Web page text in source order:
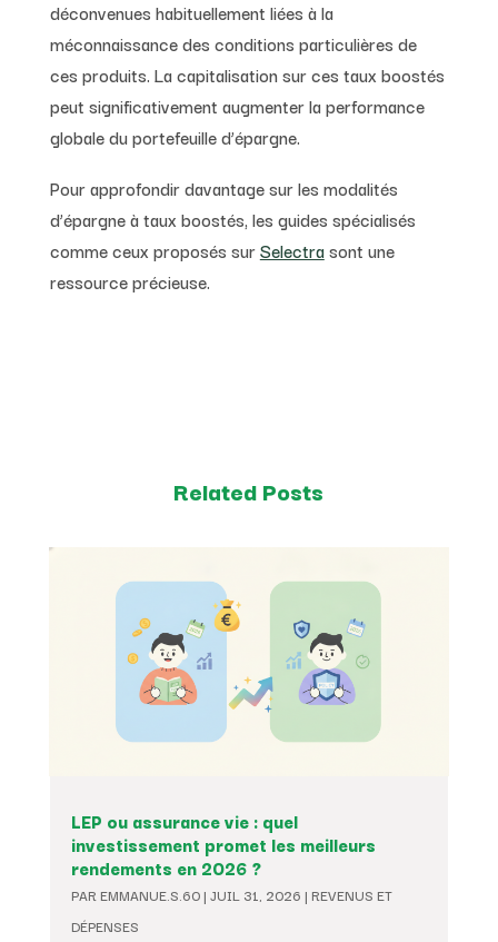
déconvenues habituellement liées à la
méconnaissance des conditions particulières de
ces produits. La capitalisation sur ces taux boostés
peut significativement augmenter la performance
globale du portefeuille d’épargne.
Pour approfondir davantage sur les modalités
d’épargne à taux boostés, les guides spécialisés
comme ceux proposés surSelectrasont une
ressource précieuse.
Related Posts
LEP ou assurance vie : quel
investissement promet les meilleurs
rendements en 2026 ?
PAR EMMANUE.S.60| JUIL 31, 2026 | REVENUS ET
DÉPENSES